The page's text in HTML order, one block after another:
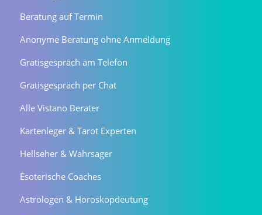
Beratung auf Termin
Anonyme Beratung ohne Anmeldung
Gratisgespräch am Telefon
Gratisgespräch per Chat
Alle Vistano Berater
Kartenleger & Tarot Experten
Hellseher & Wahrsager
Esoterische Coaches
Astrologen & Horoskopdeutung